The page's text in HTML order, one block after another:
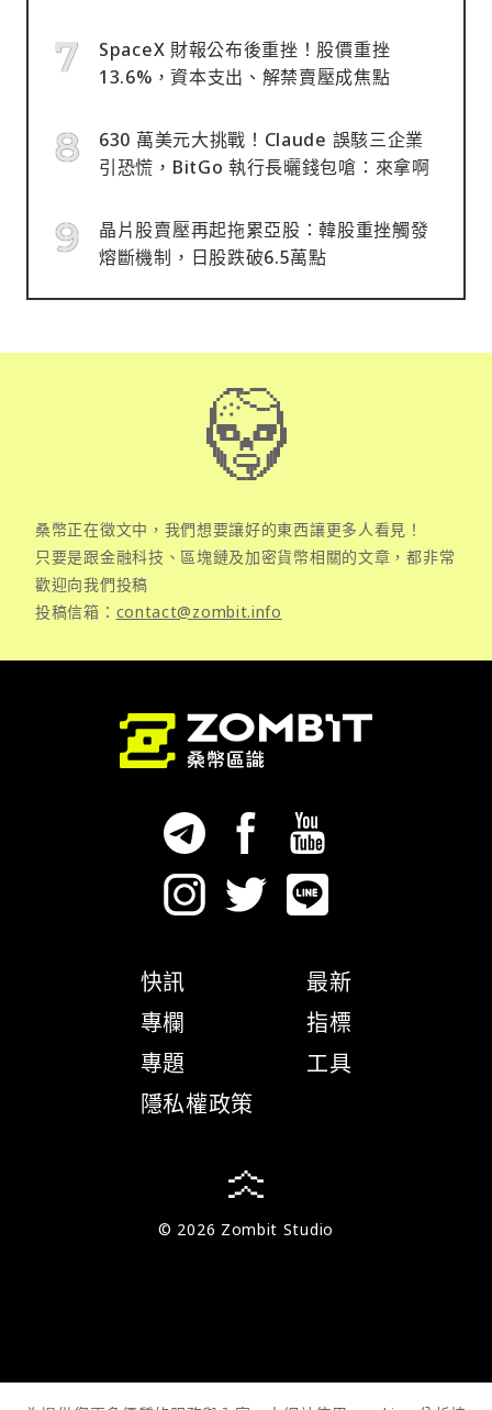
SpaceX 財報公布後重挫！股價重挫
13.6%，資本支出、解禁賣壓成焦點
630 萬美元大挑戰！Claude 誤駭三企業
引恐慌，BitGo 執行長曬錢包嗆：來拿啊
晶片股賣壓再起拖累亞股：韓股重挫觸發
熔斷機制，日股跌破6.5萬點
桑幣正在徵文中，我們想要讓好的東西讓更多人看見！
只要是跟金融科技、區塊鏈及加密貨幣相關的文章，都非常
歡迎向我們投稿
投稿信箱： contact@zombit.info
快訊
專欄
專題
隱私權政策
最新
指標
工具
© 2026 Zombit Studio